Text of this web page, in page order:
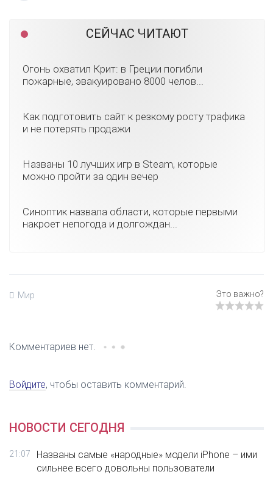
СЕЙЧАС ЧИТАЮТ
Огонь охватил Крит: в Греции погибли
пожарные, эвакуировано 8000 челов...
Как подготовить сайт к резкому росту трафика
и не потерять продажи
Названы 10 лучших игр в Steam, которые
можно пройти за один вечер
Синоптик назвала области, которые первыми
накроет непогода и долгождан...
Мир
Комментариев нет.
Войдите, чтобы оставить комментарий.
НОВОСТИ СЕГОДНЯ
21:07
Названы самые «народные» модели iPhone – ими
сильнее всего довольны пользователи